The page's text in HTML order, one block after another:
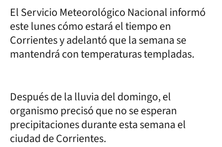
El Servicio Meteorológico Nacional informó
este lunes cómo estará el tiempo en
Corrientes y adelantó que la semana se
mantendrá con temperaturas templadas.
Después de la lluvia del domingo, el
organismo precisó que no se esperan
precipitaciones durante esta semana el
ciudad de Corrientes.